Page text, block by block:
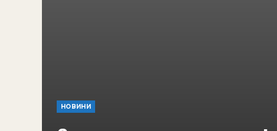
НОВИНИ